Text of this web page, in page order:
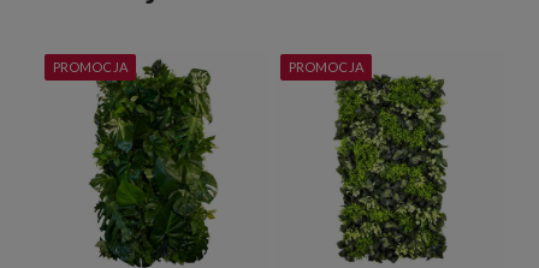
PROMOCJA PROMOCJA